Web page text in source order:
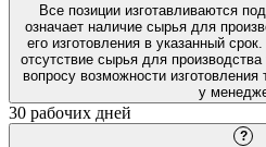
Все позиции изготавливаются
означает наличие сырья для
его изготовления в указанный
отсутствие сырья для
вопросу возможности
у
30 рабочих дней
?